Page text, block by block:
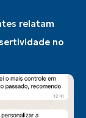
relatam
no